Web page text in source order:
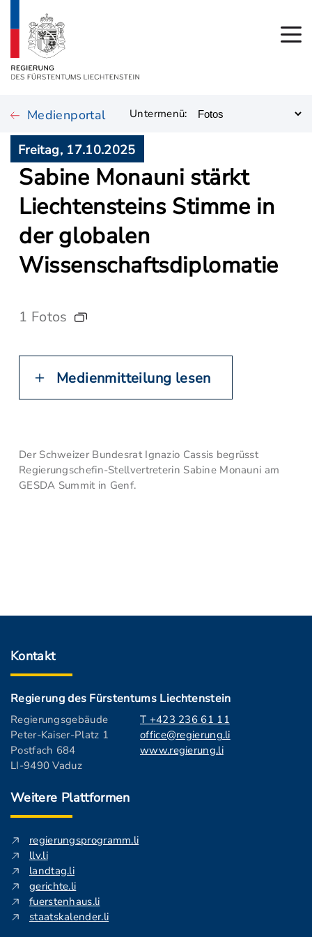
Medienportal Untermenü:
Freitag, 17.10.2025
Sabine Monauni stärkt
Liechtensteins Stimme in
der globalen
Wissenschaftsdiplomatie
1 Fotos
Medienmitteilung lesen
Der Schweizer Bundesrat Ignazio Cassis begrüsst
Regierungschefin-Stellvertreterin Sabine Monauni am
GESDA Summit in Genf.
Kontakt
Regierung des Fürstentums Liechtenstein
Regierungsgebäude
Peter-Kaiser-Platz 1
Postfach 684
LI-9490 Vaduz
T +423 236 61 11
office@regierung.li
www.regierung.li
Weitere Plattformen
regierungsprogramm.li
llv.li
landtag.li
gerichte.li
fuerstenhaus.li
staatskalender.li